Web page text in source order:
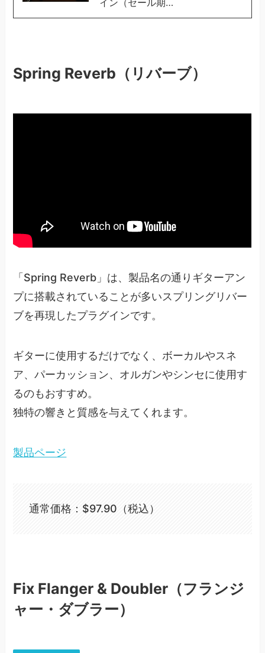
イン（セール期…
Spring Reverb（リバーブ）
「Spring Reverb」は、製品名の通りギターアン
プに搭載されていることが多いスプリングリバー
ブを再現したプラグインです。
ギターに使用するだけでなく、ボーカルやスネ
ア、パーカッション、オルガンやシンセに使用す
るのもおすすめ。
独特の響きと質感を与えてくれます。
製品ページ
通常価格：$97.90（税込）
Fix Flanger & Doubler（フランジ
ャー・ダブラー）